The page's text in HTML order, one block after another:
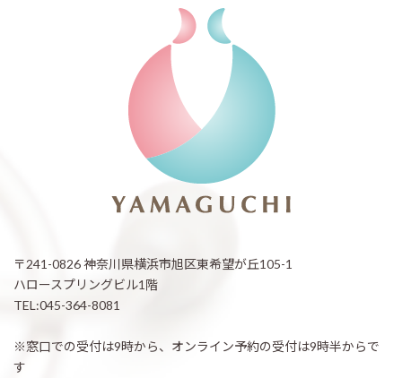
〒241-0826 神奈川県横浜市旭区東希望が丘105-1
ハロースプリングビル1階
TEL:045-364-8081
※窓口での受付は9時から、オンライン予約の受付は9時半からで
す